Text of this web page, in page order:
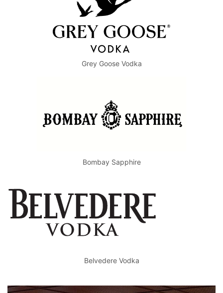
Grey Goose Vodka
Bombay Sapphire
Belvedere Vodka